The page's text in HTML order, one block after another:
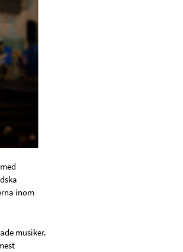
inom
musiker.